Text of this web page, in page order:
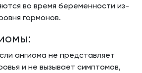
во время беременности из-
гормонов.
ангиома не представляет
и не вызывает симптомов,